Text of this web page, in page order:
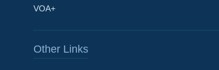
VOA+
Other Links